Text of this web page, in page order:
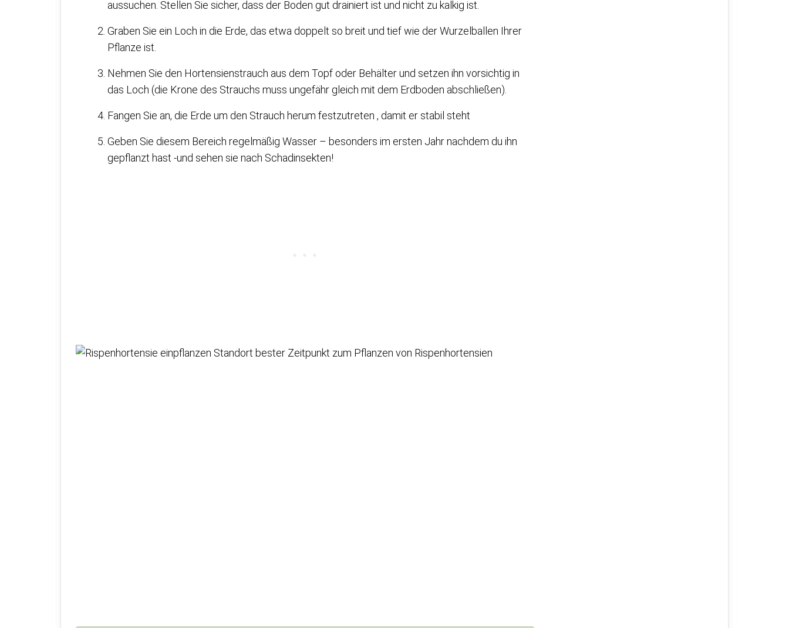
aussuchen. Stellen Sie sicher, dass der Boden gut drainiert ist und nicht zu kalkig ist.
Graben Sie ein Loch in die Erde, das etwa doppelt so breit und tief wie der Wurzelballen Ihrer
Pflanze ist.
Nehmen Sie den Hortensienstrauch aus dem Topf oder Behälter und setzen ihn vorsichtig in
das Loch (die Krone des Strauchs muss ungefähr gleich mit dem Erdboden abschließen).
Fangen Sie an, die Erde um den Strauch herum festzutreten , damit er stabil steht
Geben Sie diesem Bereich regelmäßig Wasser – besonders im ersten Jahr nachdem du ihn
gepflanzt hast -und sehen sie nach Schadinsekten!